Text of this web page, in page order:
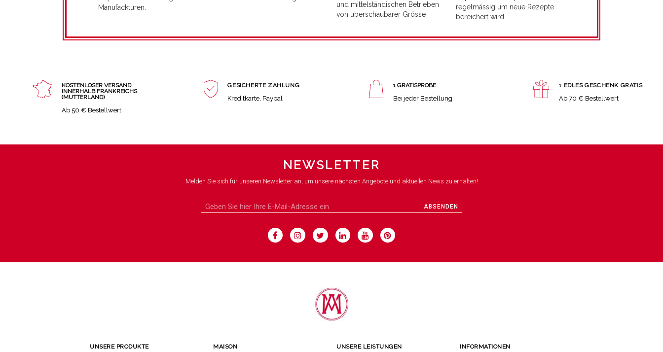
Manufackturen.
und mittelständischen Betrieben
von überschaubarer Grösse
regelmässig um neue Rezepte
bereichert wird
KOSTENLOSER VERSAND
INNERHALB FRANKREICHS
(MUTTERLAND)
Ab 50 € Bestellwert
GESICHERTE ZAHLUNG
Kreditkarte, Paypal
1 GRATISPROBE
Bei jeder Bestellung
1 EDLES GESCHENK GRATIS
Ab 70 € Bestellwert
NEWSLETTER
Melden Sie sich für unseren Newsletter an, um unsere nächsten Angebote und aktuellen News zu erhalten!
ABSENDEN
UNSERE PRODUKTE MAISON UNSERE LEISTUNGEN INFORMATIONEN